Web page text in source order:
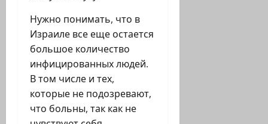
Нужно понимать, что в
Израиле все еще остается
большое количество
инфицированных людей.
В том числе и тех,
которые не подозревают,
что больны, так как не